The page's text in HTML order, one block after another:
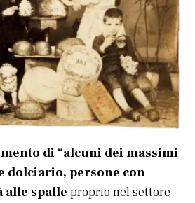
di “alcuni dei massimi
dolciario, persone con
alle spalle proprio nel settore